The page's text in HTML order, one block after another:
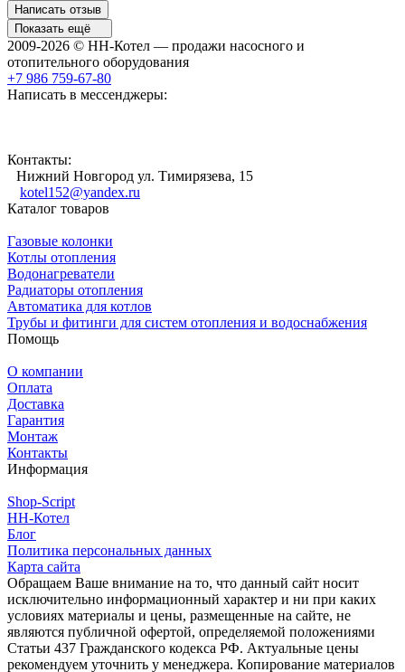
Написать отзыв
Показать ещё
2009-2026 © НН-Котел — продажи насосного и
отопительного оборудования
+7 986 759-67-80
Написать в мессенджеры:
Контакты:
Нижний Новгород ул. Тимирязева, 15
kotel152@yandex.ru
Каталог товаров
Газовые колонки
Котлы отопления
Водонагреватели
Радиаторы отопления
Автоматика для котлов
Трубы и фитинги для систем отопления и водоснабжения
Помощь
О компании
Оплата
Доставка
Гарантия
Монтаж
Контакты
Информация
Shop-Script
НН-Котел
Блог
Политика персональных данных
Карта сайта
Обращаем Ваше внимание на то, что данный сайт носит
исключительно информационный характер и ни при каких
условиях материалы и цены, размещенные на сайте, не
являются публичной офертой, определяемой положениями
Статьи 437 Гражданского кодекса РФ. Актуальные цены
рекомендуем уточнить у менеджера. Копирование материалов